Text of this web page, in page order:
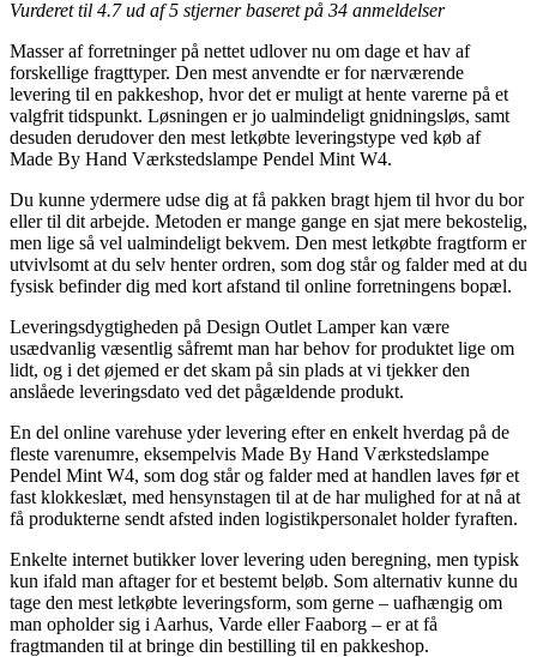
Vurderet til 4.7ud af 5 stjerner baseret på 34 anmeldelser
Masser af forretninger på nettet udlover nu om dage et hav af
forskellige fragttyper. Den mest anvendte er for nærværende
levering til en pakkeshop, hvor det er muligt at hente varerne på et
valgfrit tidspunkt. Løsningen er jo ualmindeligt gnidningsløs, samt
desuden derudover den mest letkøbte leveringstype ved køb af
Made By Hand Værkstedslampe Pendel Mint W4.
Du kunne ydermere udse dig at få pakken bragt hjem til hvor du bor
eller til dit arbejde. Metoden er mange gange en sjat mere bekostelig,
men lige så vel ualmindeligt bekvem. Den mest letkøbte fragtform er
utvivlsomt at du selv henter ordren, som dog står og falder med at du
fysisk befinder dig med kort afstand til online forretningens bopæl.
Leveringsdygtigheden på Design Outlet Lamper kan være
usædvanlig væsentlig såfremt man har behov for produktet lige om
lidt, og i det øjemed er det skam på sin plads at vi tjekker den
anslåede leveringsdato ved det pågældende produkt.
En del online varehuse yder levering efter en enkelt hverdag på de
fleste varenumre, eksempelvis Made By Hand Værkstedslampe
Pendel Mint W4, som dog står og falder med at handlen laves før et
fast klokkeslæt, med hensynstagen til at de har mulighed for at nå at
få produkterne sendt afsted inden logistikpersonalet holder fyraften.
Enkelte internet butikker lover levering uden beregning, men typisk
kun ifald man aftager for et bestemt beløb. Som alternativ kunne du
tage den mest letkøbte leveringsform, som gerne – uafhængig om
man opholder sig i Aarhus, Varde eller Faaborg – er at få
fragtmanden til at bringe din bestilling til en pakkeshop.